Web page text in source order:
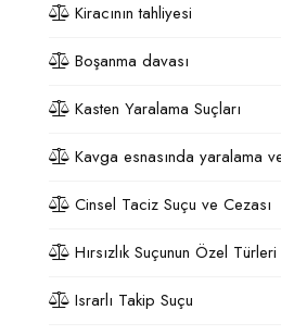
Kiracının tahliyesi
Boşanma davası
Kasten Yaralama Suçları
Kavga esnasında yaralama
Cinsel Taciz Suçu ve Cezası
Hırsızlık Suçunun Özel Türleri
Israrlı Takip Suçu